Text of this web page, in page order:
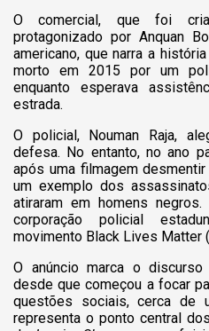
O comercial, que foi
protagonizado por Anquan
americano, que narra a
morto em 2015 por um
enquanto esperava
estrada.
O policial, Nouman Raja,
defesa. No entanto, no ano
após uma filmagem
um exemplo dos
atiraram em homens
corporação policial
movimento Black Lives Matter
O anúncio marca o
desde que começou a focar
questões sociais, cerca de
representa o ponto central